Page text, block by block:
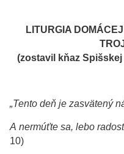
LITURGIA
(zostavil kňaz
„Tento deň je zasvätený
A nermúťte sa, lebo
10)